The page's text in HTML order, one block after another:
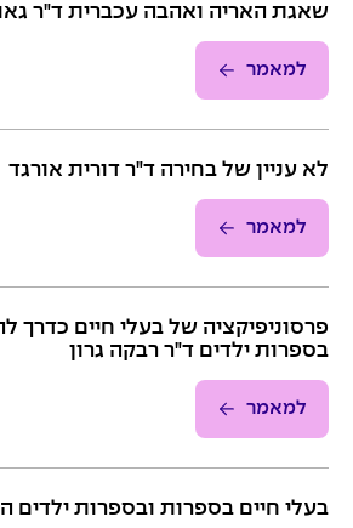
שאגת האריה ואהבה עכברית ד"ר
למאמר
לא עניין של בחירה ד"ר דורית אורגד
למאמר
פרסוניפיקציה של בעלי חיים כדרך
בספרות ילדים ד"ר רבקה גרון
למאמר
בעלי חיים בספרות ובספרות ילדים